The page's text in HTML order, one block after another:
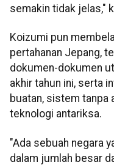
semakin tidak jelas,"
Koizumi pun
pertahanan Jepang,
dokumen-dokumen
akhir tahun ini, serta
buatan, sistem tanpa
teknologi antariksa.
"Ada sebuah negara
dalam jumlah besar